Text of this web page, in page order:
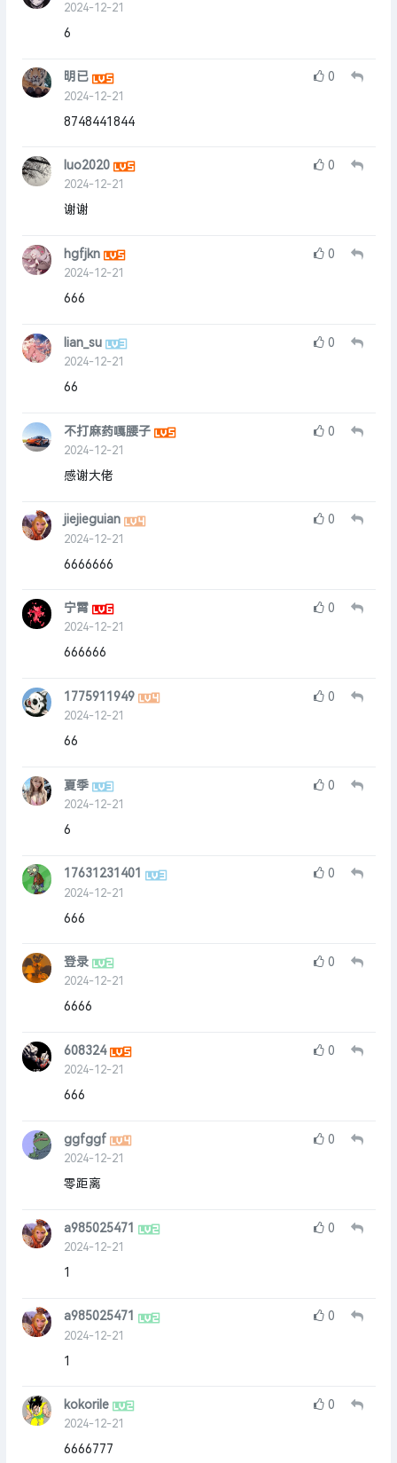
2024-12-21
6
明已
2024-12-21
0
8748441844
luo2020
2024-12-21
0
谢谢
hgfjkn
2024-12-21
0
666
lian_su
2024-12-21
0
66
不打麻药嘎腰子
2024-12-21
0
感谢大佬
jiejieguian
2024-12-21
0
6666666
宁霄
2024-12-21
0
666666
1775911949
2024-12-21
0
66
夏季
2024-12-21
0
6
17631231401
2024-12-21
0
666
登录
2024-12-21
0
6666
608324
2024-12-21
0
666
ggfggf
2024-12-21
0
零距离
a985025471
2024-12-21
0
1
a985025471
2024-12-21
0
1
kokorile
2024-12-21
0
6666777